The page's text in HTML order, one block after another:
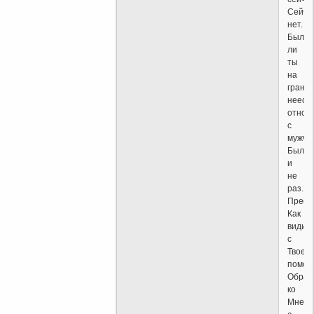
нет.
Был
ли
ты
на
грани
с
Был
и
не
раз.
Как
с
Твоей
ко
Мне